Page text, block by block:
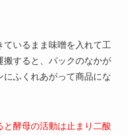
ているまま味噌を入れて工
搬すると、パックのなかが
にふくれあがって商品にな
と酵母の活動は止まり二酸